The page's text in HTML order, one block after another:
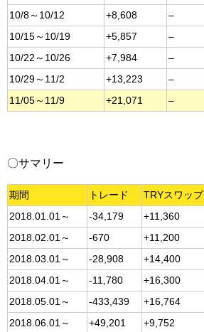
10/8～10/12
+8,608 –
10/15～10/19
+5,857 –
10/22～10/26
+7,984 –
10/29～11/2
+13,223 –
11/05～11/9
+21,071 –
〇サマリー
期間 トレード TRYスワップ
2018.01.01～
-34,179 +11,360
2018.02.01～
-670 +11,200
2018.03.01～
-28,908 +14,400
2018.04.01～
-11,780 +16,300
2018.05.01～
-433,439 +16,764
2018.06.01～
+49,201 +9,752